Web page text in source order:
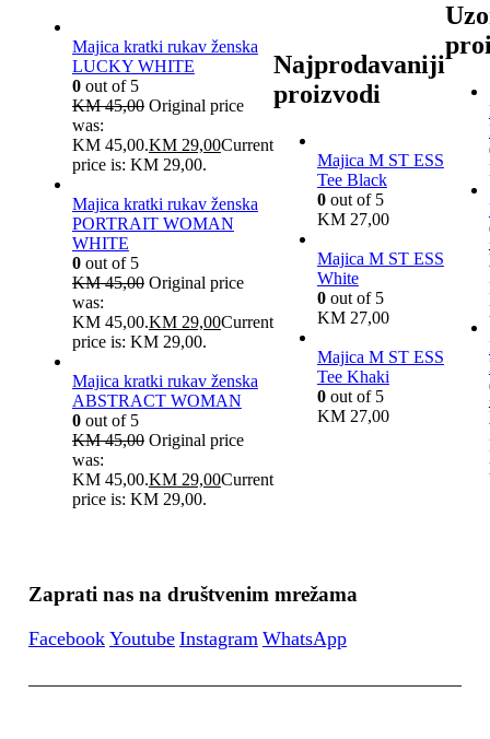
Majica kratki rukav ženska
LUCKY WHITE
0out of 5
KM45,00 Original price
was:
KM 45,00.KM29,00Current
price is: KM 29,00.
Majica kratki rukav ženska
PORTRAIT WOMAN
WHITE
0out of 5
KM45,00 Original price
was:
KM 45,00.KM29,00Current
price is: KM 29,00.
Majica kratki rukav ženska
ABSTRACT WOMAN
0out of 5
KM45,00 Original price
was:
KM 45,00.KM29,00Current
price is: KM 29,00.
Najprodavaniji
proizvodi
Majica M ST ESS
Tee Black
0out of 5
KM27,00
Majica M ST ESS
White
0out of 5
KM27,00
Majica M ST ESS
Tee Khaki
0out of 5
KM27,00
Zaprati nas na društvenim mrežama
Facebook Youtube Instagram WhatsApp